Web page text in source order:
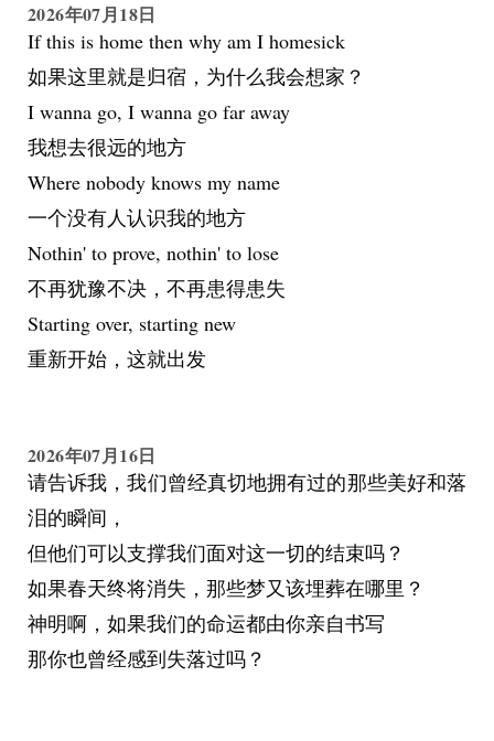
我年纪也大了，不再挨打了。然后就是我爸觉得我
没出息，不想再在我身上花钱，我妈不放弃我自掏
腰包给我补课，那段时间也是在一次争吵下，我提
出了每个月算账的办法：让我妈先负责我的支出，
然后每个月月末算总账，让我爸转给我妈一半的
钱。每次算钱我妈都会推我出去让我开腔，然后我
爸说：那我每天开车送你上学的汽油钱也要算进
去。即使我的高中离我小区后门只要走路10分钟。
姨妈还跟我说让我好好学习以后带我妈远走高飞，
我还真的将其作为我的使命拼命学习。后来一想，
他妈的这件事凭什么要让我这个孩子承担责任，而
尽责照顾好身为孩子的我，还美其名曰“我们从没
把你当孩子看，因为这样你才能早早成长。”
高三我每天晚上学到凌晨很困，洗澡搓完内裤有时
候会忘记晾，我妈看到了就对我说“你要自己晾衣
服，否则它发霉了，我不会帮你做这件事，我要让
你长教训。”然后我就发现这么多年我爸的内裤一
直是我妈亲手洗亲手晾的，我问她为什么这么区别
2026年07月18日
If this is home then why am I homesick
如果这里就是归宿，为什么我会想家？
I wanna go, I wanna go far away
我想去很远的地方
Where nobody knows my name
一个没有人认识我的地方
Nothin' to prove, nothin' to lose
不再犹豫不决，不再患得患失
Starting over, starting new
重新开始，这就出发
2026年07月16日
请告诉我，我们曾经真切地拥有过的那些美好和落
泪的瞬间，
但他们可以支撑我们面对这一切的结束吗？
如果春天终将消失，那些梦又该埋葬在哪里？
神明啊，如果我们的命运都由你亲自书写
那你也曾经感到失落过吗？